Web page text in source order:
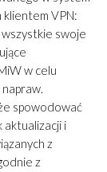
VPN:
swoje
w celu
spowodować
aktualizacji i
z
z